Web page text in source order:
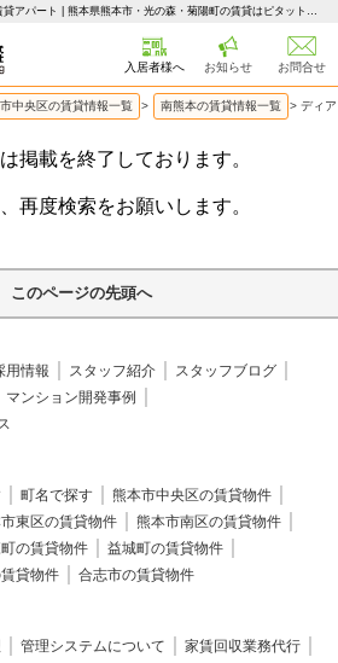
ディアコート琴平南熊本のワンルーム賃貸アパート | 熊本県熊本市・光の森・菊陽町の賃貸はピタットハウス 熊本賃貸サポート
入居者様へ お知らせ お問合せ
中央区の賃貸情報一覧 > 南熊本の賃貸情報一覧 > ディ
掲載を終了しております。
再度検索をお願いします。
このページの先頭へ
用情報 スタッフ紹介
スタッフブログ
マンション開発事例
町名で探す
熊本市中央区の賃貸物件
東区の賃貸物件
熊本市南区の賃貸物件
の賃貸物件
益城町の賃貸物件
貸物件 合志市の賃貸物件
管理システムについて
家賃回収業務代行